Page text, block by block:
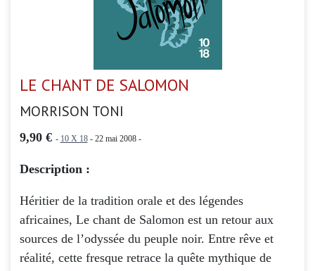
LE CHANT DE SALOMON
MORRISON TONI
9,90 € - 10 X 18- 22 mai 2008 -
Description :
Héritier de la tradition orale et des légendes
africaines, Le chant de Salomon est un retour aux
sources de l’odyssée du peuple noir. Entre rêve et
réalité, cette fresque retrace la quête mythique de